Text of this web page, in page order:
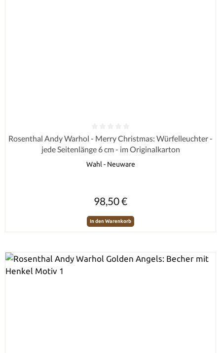
Durchschnittliche Bewertung von 0 von 5 Sternen
Rosenthal Andy Warhol - Merry Christmas: Würfelleuchter -
jede Seitenlänge 6 cm - im Originalkarton
Wahl - Neuware
98,50 €
In den Warenkorb